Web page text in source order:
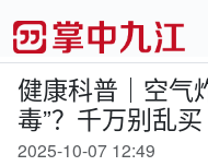
健康科普｜空气
毒”？千万别乱买
2025-10-07 12:49